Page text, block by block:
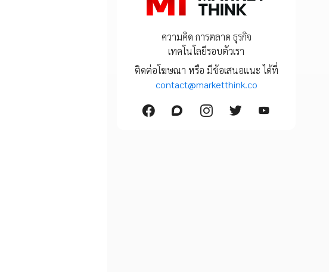
ความคิด การตลาด ธุรกิจ
เทคโนโลยีรอบตัวเรา
ติดต่อโฆษณา หรือ มีข้อเสนอแนะ ได้ที่
contact@marketthink.co